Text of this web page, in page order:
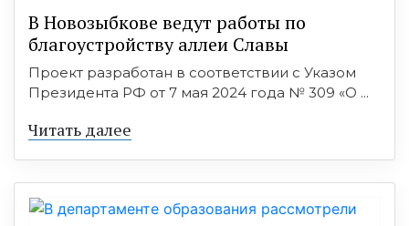
В Новозыбкове ведут работы по
благоустройству аллеи Славы
Проект разработан в соответствии с Указом
Президента РФ от 7 мая 2024 года № 309 «О ...
Читать далее